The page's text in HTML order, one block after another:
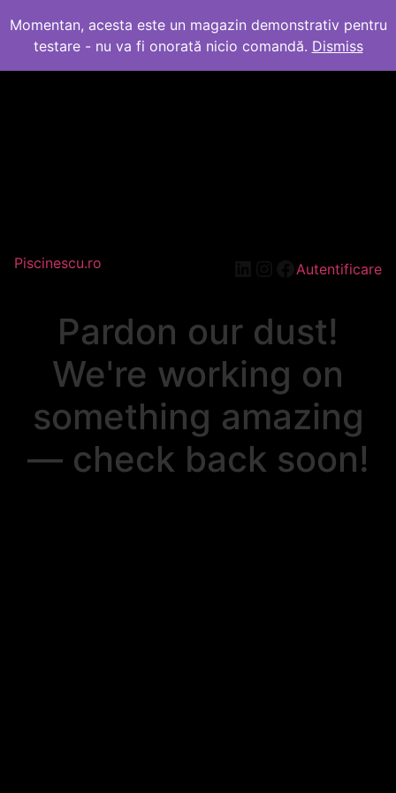
Piscinescu.ro LinkedIn
Instagram
Facebook
Autentificare
Pardon our dust!
We're working on
something amazing
— check back soon!
Momentan, acesta este un magazin demonstrativ pentru
testare - nu va fi onorată nicio comandă. Dismiss